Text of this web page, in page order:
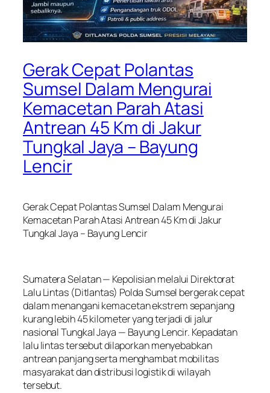
Gerak Cepat Polantas
Sumsel Dalam Mengurai
Kemacetan Parah Atasi
Antrean 45 Km di Jakur
Tungkal Jaya – Bayung
Lencir
Gerak Cepat Polantas Sumsel Dalam Mengurai
Kemacetan Parah Atasi Antrean 45 Km di Jakur
Tungkal Jaya – Bayung Lencir
Sumatera Selatan — Kepolisian melalui Direktorat
Lalu Lintas (Ditlantas) Polda Sumsel bergerak cepat
dalam menangani kemacetan ekstrem sepanjang
kurang lebih 45 kilometer yang terjadi di jalur
nasional Tungkal Jaya — Bayung Lencir. Kepadatan
lalu lintas tersebut dilaporkan menyebabkan
antrean panjang serta menghambat mobilitas
masyarakat dan distribusi logistik di wilayah
tersebut.